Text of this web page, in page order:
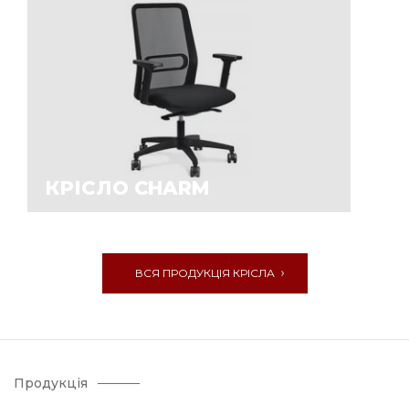
КРІСЛО CHARM
ВСЯ ПРОДУКЦІЯ КРІСЛА
Продукція